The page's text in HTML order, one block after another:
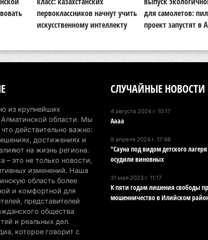
первоклассников начнут учить
искусственному интеллекту
для самолетов:
проект запустят в
из крупнейших
области. Мы
действительно важно:
достижениях и
на жизнь региона.
– это не только новости,
изменений. Наша
область более
и комфортной для
представителей
общества
и реальных дел.
которое говорит с
СЛУЧАЙНЫЕ НОВОСТИ
4 августа 2024 г. 10:17
Аааа
9 апреля 2024 г. 17:48
"Сауна под видом детского
осудили виновных
31 мая 2023 г. 11:17
К пяти годам лишения свободы
мошенничество в Илийском